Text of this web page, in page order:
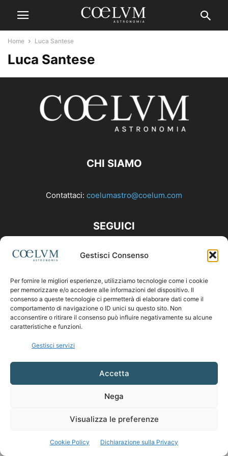
Gestisci Consenso
Per fornire le migliori esperienze, utilizziamo tecnologie come i cookie
per memorizzare e/o accedere alle informazioni del dispositivo. Il
consenso a queste tecnologie ci permetterà di elaborare dati come il
comportamento di navigazione o ID unici su questo sito. Non
acconsentire o ritirare il consenso può influire negativamente su alcune
caratteristiche e funzioni.
Gestisci servizi
Accetta
Nega
Visualizza le preferenze
Cookie Policy Dichiarazione sulla Privacy
Home Luca Santese
Luca Santese
CHI SIAMO
Contattaci: coelumastro@coelum.com
SEGUICI